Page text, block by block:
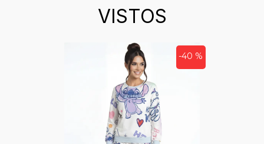
VISTOS
-40 %